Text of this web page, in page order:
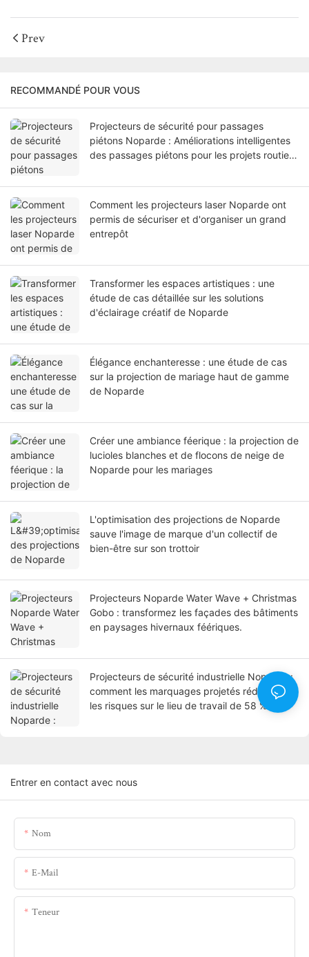
Prev
RECOMMANDÉ POUR VOUS
Projecteurs de sécurité pour passages
piétons Noparde : Améliorations intelligentes
des passages piétons pour les projets routiers
Comment les projecteurs laser Noparde ont
permis de sécuriser et d'organiser un grand
entrepôt
Transformer les espaces artistiques : une
étude de cas détaillée sur les solutions
d'éclairage créatif de Noparde
Élégance enchanteresse : une étude de cas
sur la projection de mariage haut de gamme
de Noparde
Créer une ambiance féerique : la projection de
lucioles blanches et de flocons de neige de
Noparde pour les mariages
L'optimisation des projections de Noparde
sauve l'image de marque d'un collectif de
bien-être sur son trottoir
Projecteurs Noparde Water Wave + Christmas
Gobo : transformez les façades des bâtiments
en paysages hivernaux féériques.
Projecteurs de sécurité industrielle Noparde :
comment les marquages ​​projetés réduisent
les risques sur le lieu de travail de 58 %
Entrer en contact avec nous
Nom
E-Mail
Teneur